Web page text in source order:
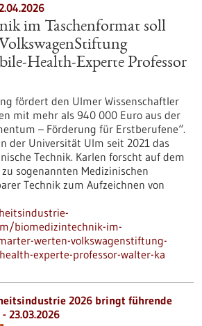
im Taschenformat soll
Health-Experte Professor
fördert den Ulmer Wissenschaftler
mit mehr als 940 000 Euro aus der
– Förderung für Erstberufene“.
der Universität Ulm seit 2021 das
Technik. Karlen forscht auf dem
sogenannten Medizinischen
Technik zum Aufzeichnen von
biomedizintechnik-im-
werten-volkswagenstiftung-
experte-professor-walter-ka
2026 bringt führende
23.03.2026